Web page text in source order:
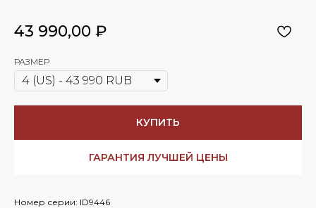
43 990,00 ₽
РАЗМЕР
КУПИТЬ
ГАРАНТИЯ ЛУЧШЕЙ ЦЕНЫ
Номер серии: ID9446